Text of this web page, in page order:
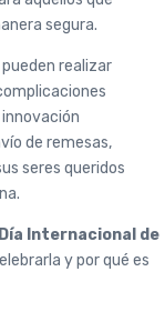
segura.
realizar
de remesas,
seres queridos
Día Internacional de
y por qué es